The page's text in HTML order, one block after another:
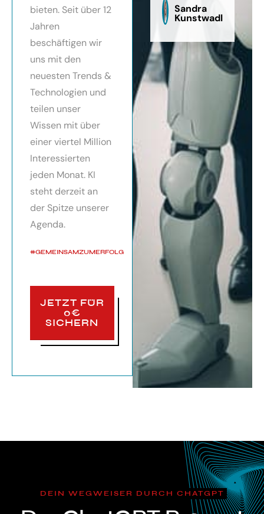
bieten. Seit über 12
Jahren
beschäftigen wir
uns mit den
neuesten Trends &
Technologien und
teilen unser
Wissen mit über
einer viertel Million
Interessierten
jeden Monat. KI
steht derzeit an
der Spitze unserer
Agenda.
#GEMEINSAMZUMERFOLG
JETZT FÜR
0€
SICHERN
Sandra
Kunstwadl
DEIN WEGWEISER DURCH CHATGPT